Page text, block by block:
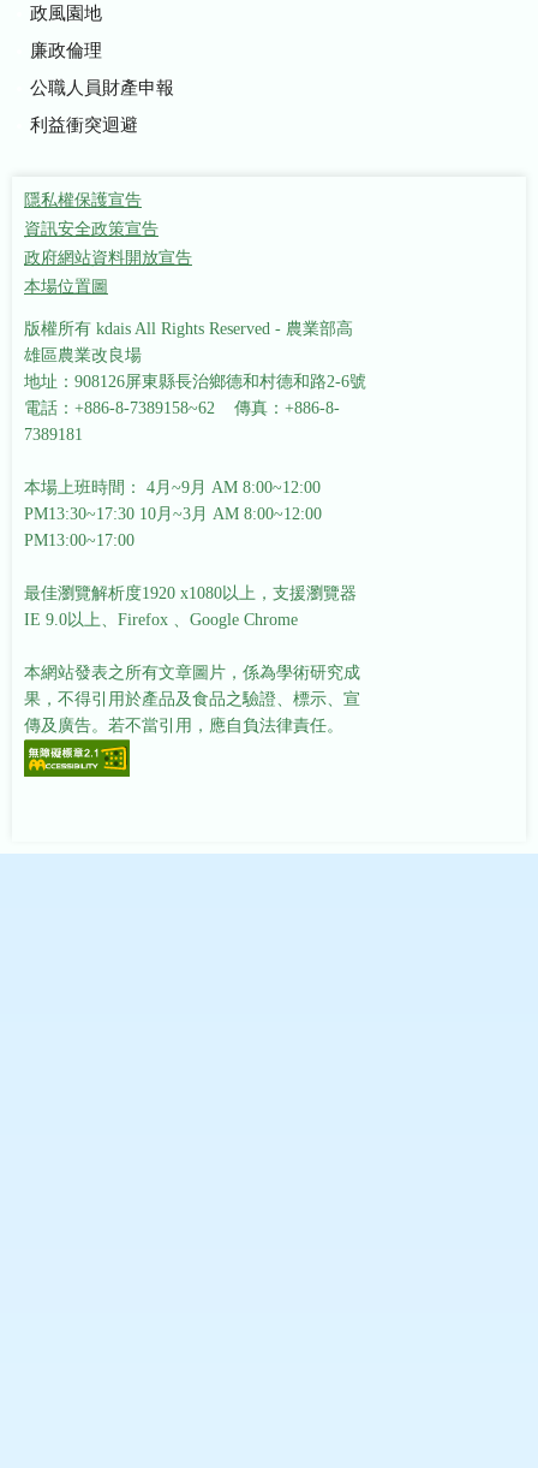
政風園地
廉政倫理
公職人員財產申報
利益衝突迴避
隱私權保護宣告
資訊安全政策宣告
政府網站資料開放宣告
本場位置圖
版權所有 kdais All Rights Reserved - 農業部高
雄區農業改良場
地址：908126屏東縣長治鄉德和村德和路2-6號
電話：+886-8-7389158~62 傳真：+886-8-
7389181
本場上班時間： 4月~9月 AM 8:00~12:00
PM13:30~17:30 10月~3月 AM 8:00~12:00
PM13:00~17:00
最佳瀏覽解析度1920 x1080以上，支援瀏覽器
IE 9.0以上、Firefox 、Google Chrome
本網站發表之所有文章圖片，係為學術研究成
果，不得引用於產品及食品之驗證、標示、宣
傳及廣告。若不當引用，應自負法律責任。